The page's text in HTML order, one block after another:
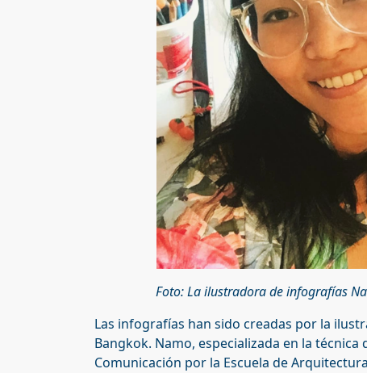
Foto: La ilustradora de infografías
Las infografías han sido creadas por la
Bangkok. Namo, especializada en la
Comunicación por la Escuela de